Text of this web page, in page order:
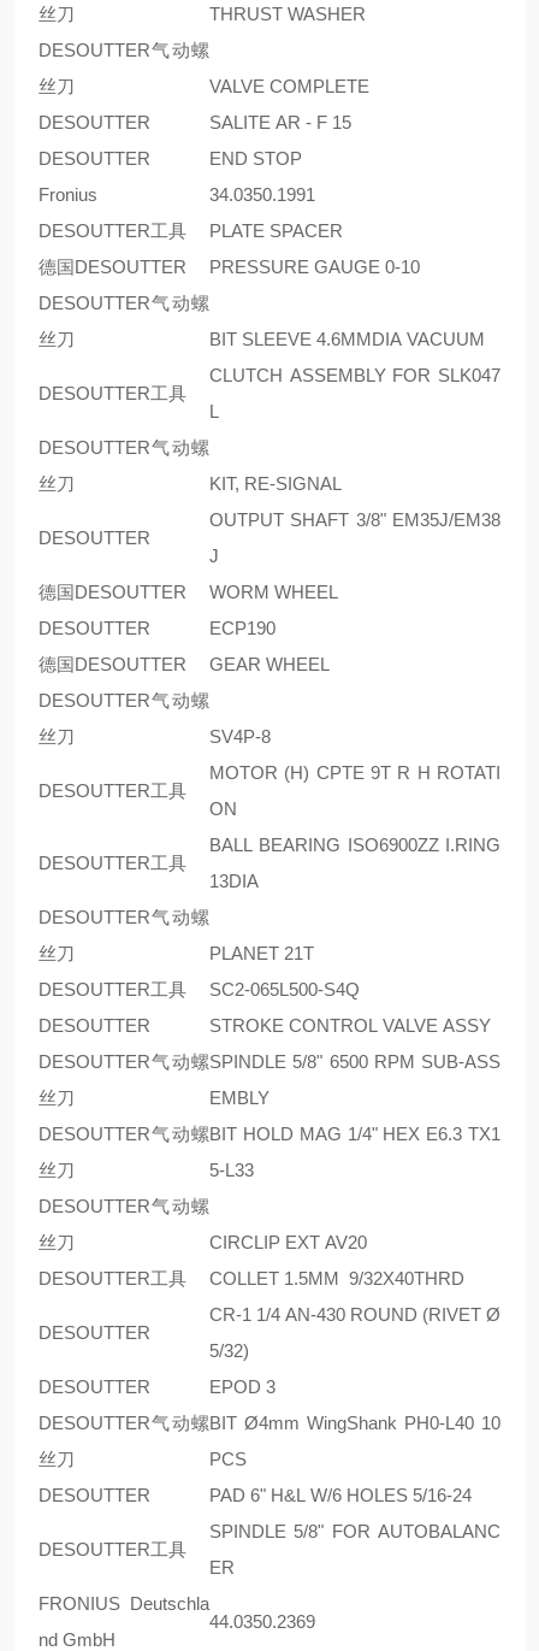
丝刀
THRUST WASHER
DESOUTTER气动螺
丝刀
VALVE COMPLETE
DESOUTTER
SALITE AR - F 15
DESOUTTER
END STOP
Fronius
34.0350.1991
DESOUTTER工具
PLATE SPACER
德国DESOUTTER
PRESSURE GAUGE 0-10
DESOUTTER气动螺
丝刀
BIT SLEEVE 4.6MMDIA VACUUM
DESOUTTER工具
CLUTCH ASSEMBLY FOR SLK047
L
DESOUTTER气动螺
丝刀
KIT, RE-SIGNAL
DESOUTTER
OUTPUT SHAFT 3/8" EM35J/EM38
J
德国DESOUTTER
WORM WHEEL
DESOUTTER
ECP190
德国DESOUTTER
GEAR WHEEL
DESOUTTER气动螺
丝刀
SV4P-8
DESOUTTER工具
MOTOR (H) CPTE 9T R H ROTATI
ON
DESOUTTER工具
BALL BEARING ISO6900ZZ I.RING
13DIA
DESOUTTER气动螺
丝刀
PLANET 21T
DESOUTTER工具
SC2-065L500-S4Q
DESOUTTER
STROKE CONTROL VALVE ASSY
DESOUTTER气动螺
丝刀
SPINDLE 5/8" 6500 RPM SUB-ASS
EMBLY
DESOUTTER气动螺
丝刀
BIT HOLD MAG 1/4" HEX E6.3 TX1
5-L33
DESOUTTER气动螺
丝刀
CIRCLIP EXT AV20
DESOUTTER工具
COLLET 1.5MM 9/32X40THRD
DESOUTTER
CR-1 1/4 AN-430 ROUND (RIVET Ø
5/32)
DESOUTTER
EPOD 3
DESOUTTER气动螺
丝刀
BIT Ø4mm WingShank PH0-L40 10
PCS
DESOUTTER
PAD 6" H&L W/6 HOLES 5/16-24
DESOUTTER工具
SPINDLE 5/8" FOR AUTOBALANC
ER
FRONIUS Deutschla
nd GmbH
44.0350.2369